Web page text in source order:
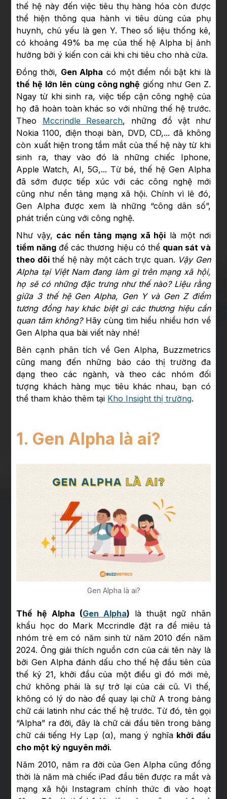
thế hệ này đến việc tiêu thụ hàng hóa còn được
thể hiện thông qua hành vi tiêu dùng của phụ
huynh, chủ yếu là gen Y. Theo số liệu thống kê,
có khoảng 49% ba mẹ của thế hệ Alpha bị ảnh
hưởng bởi ý kiến con cái khi chi tiêu cho nhà cửa.
Đồng thời, Gen Alpha có một điểm nổi bật khi là
thế hệ lớn lên cùng công nghệ giống như Gen Z.
Ngay từ khi sinh ra, việc tiếp cận công nghệ của
họ đã hoàn toàn khác so với những thế hệ trước.
Theo Mccrindle Research, những đồ vật như
Nokia 1100, điện thoại bàn, DVD, CD,... đã không
còn xuất hiện trong tầm mắt của thế hệ này từ khi
sinh ra, thay vào đó là những chiếc Iphone,
Apple Watch, AI, 5G,... Từ bé, thế hệ Gen Alpha
đã sớm được tiếp xúc với các công nghệ mới
cũng như nền tảng mạng xã hội. Chính vì lẽ đó,
Gen Alpha được xem là những “công dân số”,
phát triển cùng với công nghệ.
Như vậy, các nền tảng mạng xã hội là một nơi
tiềm năngđể các thương hiệu có thể quan sát và
theo dõithế hệ này một cách trực quan. Vậy Gen
Alpha tại Việt Nam đang làm gì trên mạng xã hội,
họ sẽ có những đặc trưng như thế nào? Liệu rằng
giữa 3 thế hệ Gen Alpha, Gen Y và Gen Z điểm
tương đồng hay khác biệt gì các thương hiệu cần
quan tâm không?Hãy cùng tìm hiểu nhiều hơn về
Gen Alpha qua bài viết này nhé!
Bên cạnh phân tích về Gen Alpha, Buzzmetrics
cũng mang đến những báo cáo thị trường đa
dạng theo các ngành, và theo các nhóm đối
tượng khách hàng mục tiêu khác nhau, bạn có
thể tham khảo thêm tại Kho Insight thị trường.
1. Gen Alpha là ai?
Gen Alpha là ai?
Thế hệ Alpha (Gen Alpha) là thuật ngữ nhân
khẩu học do Mark Mccrindle đặt ra để miêu tả
nhóm trẻ em có năm sinh từ năm 2010 đến năm
2024. Ông giải thích nguồn cơn của cái tên này là
bởi Gen Alpha đánh dấu cho thế hệ đầu tiên của
thế kỷ 21, khởi đầu của một điều gì đó mới mẻ,
chứ không phải là sự trở lại của cái cũ. Vì thế,
không có lý do nào để quay lại chữ A trong bảng
chữ cái latinh như các thế hệ trước. Từ đó, tên gọi
“Alpha” ra đời, đây là chữ cái đầu tiên trong bảng
chữ cái tiếng Hy Lạp (α), mang ý nghĩa khởi đầu
cho một kỷ nguyên mới.
Năm 2010, năm ra đời của Gen Alpha cũng đồng
thời là năm mà chiếc iPad đầu tiên được ra mắt và
mạng xã hội Instagram chính thức đi vào hoạt